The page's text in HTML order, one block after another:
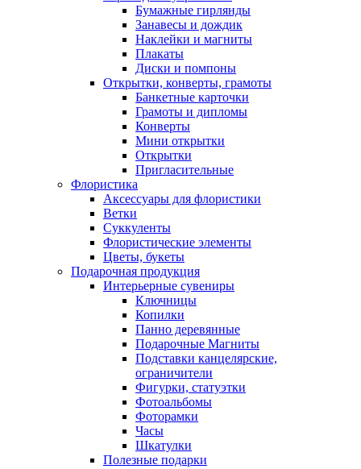
Бумажные гирлянды
Занавесы и дождик
Наклейки и магниты
Плакаты
Диски и помпоны
Открытки, конверты, грамоты
Банкетные карточки
Грамоты и дипломы
Конверты
Мини открытки
Открытки
Пригласительные
Флористика
Аксессуары для флористики
Ветки
Суккуленты
Флористические элементы
Цветы, букеты
Подарочная продукция
Интерьерные сувениры
Ключницы
Копилки
Панно деревянные
Подарочные Магниты
Подставки канцелярские,
ограничители
Фигурки, статуэтки
Фотоальбомы
Фоторамки
Часы
Шкатулки
Полезные подарки